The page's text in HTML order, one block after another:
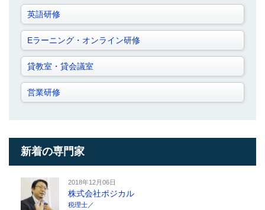
英語研修
Eラーニング・オンライン研修
貸教室・貸会議室
営業研修
新着の専門家
2018年12月06日
株式会社ポジカル
税理士 ／